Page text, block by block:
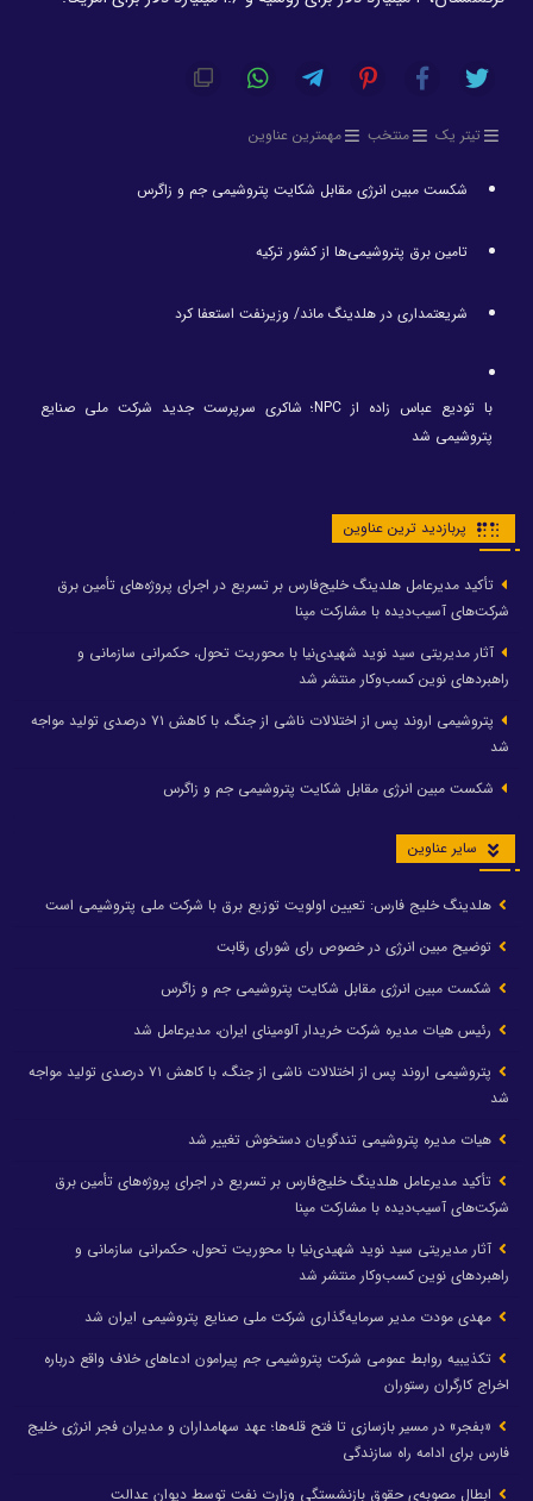
تیتر یک منتخب مهمترین عناوین
شکست مبین انرژی مقابل شکایت پتروشیمی جم و زاگرس
تامین برق پتروشیمی‌ها از کشور ترکیه
شریعتمداری در هلدینگ ماند/ وزیرنفت استعفا کرد
با تودیع عباس زاده از NPC؛ شاکری سرپرست جدید شرکت ملی صنایع
پتروشیمی شد
پربازدید ترین عناوین
تأکید مدیرعامل هلدینگ خلیج‌فارس بر تسریع در اجرای پروژه‌های تأمین برق
شرکت‌های آسیب‌دیده با مشارکت مپنا
آثار مدیریتی سید نوید شهیدی‌نیا با محوریت تحول، حکمرانی سازمانی و
راهبردهای نوین کسب‌وکار منتشر شد
پتروشیمی اروند پس از اختلالات ناشی از جنگ، با کاهش ۷۱ درصدی تولید مواجه
شد
شکست مبین انرژی مقابل شکایت پتروشیمی جم و زاگرس
سایر عناوین
هلدینگ خلیج فارس: تعیین اولویت توزیع برق با شرکت ملی پتروشیمی است
توضیح مبین انرژی در خصوص رای شورای رقابت
شکست مبین انرژی مقابل شکایت پتروشیمی جم و زاگرس
رئیس هیات مدیره شرکت خریدار آلومینای ایران، مدیرعامل شد
پتروشیمی اروند پس از اختلالات ناشی از جنگ، با کاهش ۷۱ درصدی تولید مواجه
شد
هیات مدیره پتروشیمی تندگویان دستخوش تغییر شد
تأکید مدیرعامل هلدینگ خلیج‌فارس بر تسریع در اجرای پروژه‌های تأمین برق
شرکت‌های آسیب‌دیده با مشارکت مپنا
آثار مدیریتی سید نوید شهیدی‌نیا با محوریت تحول، حکمرانی سازمانی و
راهبردهای نوین کسب‌وکار منتشر شد
مهدی مودت مدیر سرمایه‌گذاری شرکت ملی صنایع پتروشیمی ایران شد
تکذیبیه روابط عمومی شرکت پتروشیمی جم پیرامون ادعاهای خلاف واقع درباره
اخراج کارگران رستوران
«بفجر» در مسیر بازسازی تا فتح قله‌ها؛ عهد سهامداران و مدیران فجر انرژی خلیج
فارس برای ادامه راه سازندگی
ابطال مصوبه‌ی حقوق بازنشستگی وزارت نفت توسط دیوان عدالت